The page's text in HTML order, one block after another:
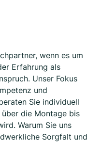
wenn es um
Erfahrung als
Unser Fokus
und
Sie individuell
die Montage bis
Warum Sie uns
Sorgfalt und